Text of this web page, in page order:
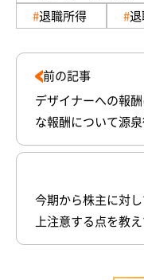
退職所得
前の記事
デザイナーへの報
な報酬について源
今期から株主に対
上注意する点を教